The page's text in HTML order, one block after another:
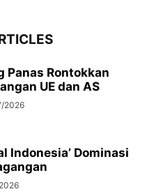
Panas Rontokkan
UE dan AS
2026
Indonesia’ Dominasi